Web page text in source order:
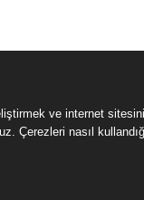
ve internet
Çerezleri nasıl